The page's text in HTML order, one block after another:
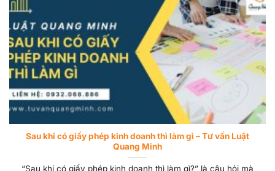
Sau khi có giấy phép kinh doanh thì làm gì – Tư vấn Luật
Quang Minh
“Sau khi có giấy phép kinh doanh thì làm gì?” là câu hỏi mà